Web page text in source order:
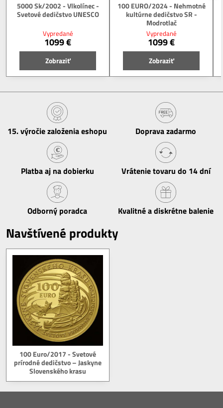
5000 Sk/2002 - Vlkolínec -
Svetové dedičstvo UNESCO
Vypredané
1099 €
Zobraziť
100 EURO/2024 - Nehmotné
kultúrne dedičstvo SR -
Modrotlač
Vypredané
1099 €
Zobraziť
15​. výročie založenia eshopu Doprava zadarmo
Platba aj na dobierku Vrátenie tovaru do 14 dní
Odborný poradca Kvalitné a diskrétne balenie
Navštívené produkty
100 Euro/2017 - Svetové
prírodné dedičstvo – Jaskyne
Slovenského krasu